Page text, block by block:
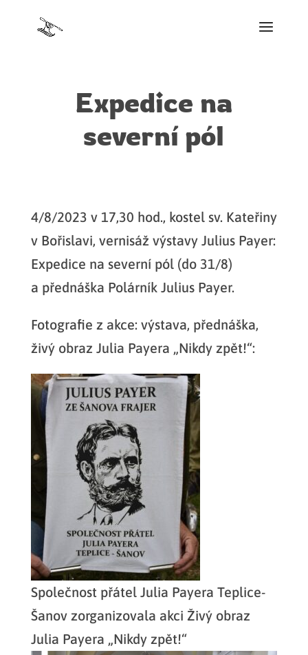
Expedice na
severní pól
4/8/2023 v 17,30 hod., kostel sv. Kateřiny
v Bořislavi, vernisáž výstavy Julius Payer:
Expedice na severní pól (do 31/8)
a přednáška Polárník Julius Payer.
Fotografie z akce: výstava, přednáška,
živý obraz Julia Payera „Nikdy zpět!“:
Společnost přátel Julia Payera Teplice-
Šanov zorganizovala akci Živý obraz
Julia Payera „Nikdy zpět!“